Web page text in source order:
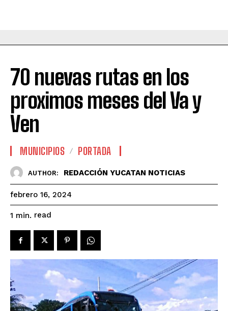
70 nuevas rutas en los
proximos meses del Va y
Ven
MUNICIPIOS PORTADA
AUTHOR: REDACCIÓN YUCATAN NOTICIAS
febrero 16, 2024
1 min. read